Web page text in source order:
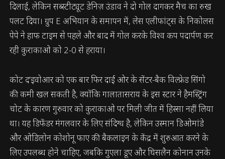
दिलाई, लेकिन सब्स्टीट्यूट डेनिज़ उंडाव ने दो गोल दागकर मैच का रुख
पलट दिया। ग्रुप E अभियान के समापन में, लेस एलीफांट्स के निकोलस
पेपे ने हाफ टाइम से पहले और बाद में गोल करके विश्व कप पदार्पण कर
रही कुराकाओ को 2-0 से हराया।
कोट द'इवोआर को एक बार फिर दाईं ओर के सेंटर-बैक विल्फ्रेड सिंगो
की कमी खल सकती है, क्योंकि गालातासराय के इस स्टार ने हैमस्ट्रिंग
चोट के कारण गुरुवार को कुराकाओ पर मिली जीत में हिस्सा नहीं लिया
था। यह डिफेंडर मंगलवार के लिए संदिग्ध है, लेकिन उस्मान डिओमांडे
और ओडिलोन कोशोनू फाए की बैकलाइन के केंद्र में शुरुआत करने के
लिए उपलब्ध होने चाहिए, जबकि गुएला डूए और घिसलैन कोनान उनके